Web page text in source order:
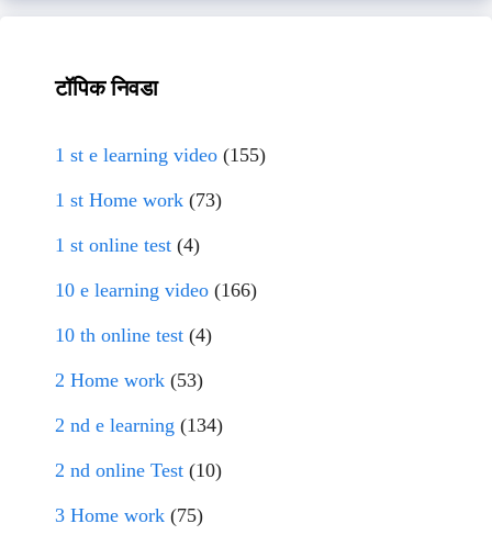
टॉपिक निवडा
1 st e learning video (155)
1 st Home work (73)
1 st online test (4)
10 e learning video (166)
10 th online test (4)
2 Home work (53)
2 nd e learning (134)
2 nd online Test (10)
3 Home work (75)